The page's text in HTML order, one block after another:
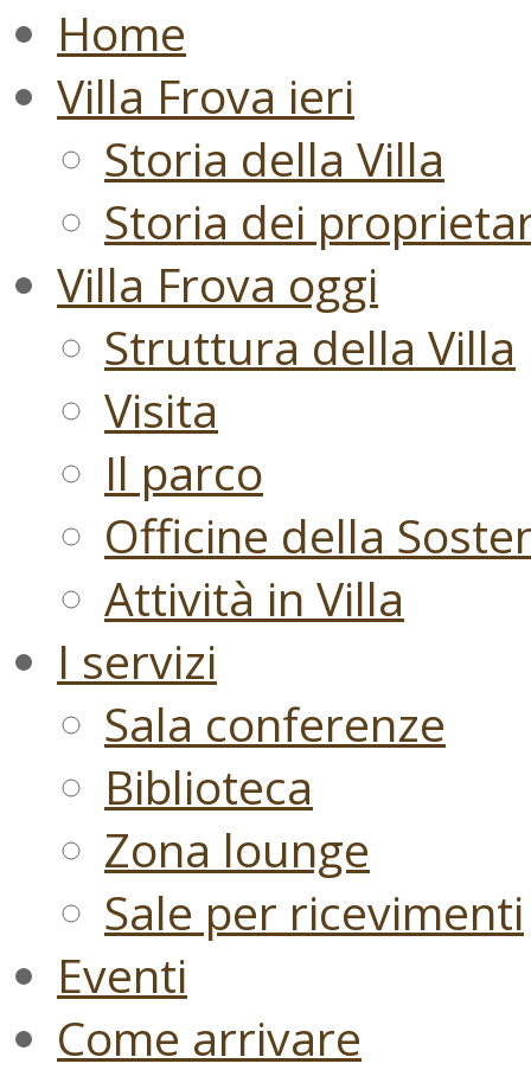
Home
Villa Frova ieri
Storia della Villa
Storia dei
Villa Frova oggi
Struttura della Villa
Visita
Il parco
Officine della
Attività in Villa
I servizi
Sala conferenze
Biblioteca
Zona lounge
Sale per ricevimenti
Eventi
Come arrivare